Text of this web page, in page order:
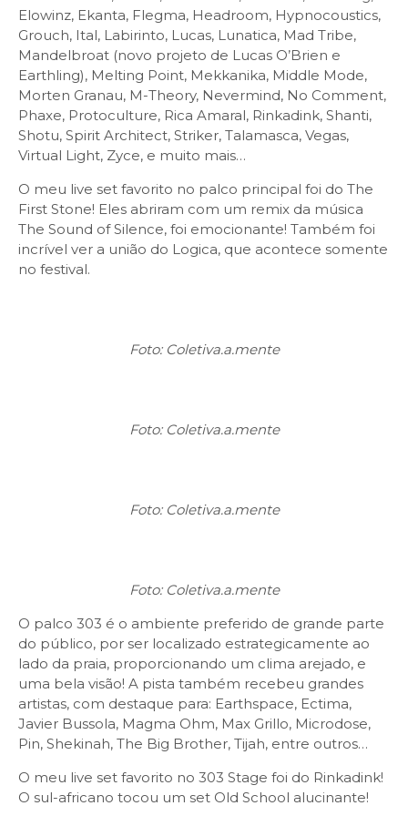
Elowinz, Ekanta, Flegma, Headroom, Hypnocoustics,
Grouch, Ital, Labirinto, Lucas, Lunatica, Mad Tribe,
Mandelbroat (novo projeto de Lucas O’Brien e
Earthling), Melting Point, Mekkanika, Middle Mode,
Morten Granau, M-Theory, Nevermind, No Comment,
Phaxe, Protoculture, Rica Amaral, Rinkadink, Shanti,
Shotu, Spirit Architect, Striker, Talamasca, Vegas,
Virtual Light, Zyce, e muito mais…
O meu live set favorito no palco principal foi do The
First Stone! Eles abriram com um remix da música
The Sound of Silence, foi emocionante! Também foi
incrível ver a união do Logica, que acontece somente
no festival.
Foto: Coletiva.a.mente
Foto: Coletiva.a.mente
Foto: Coletiva.a.mente
Foto: Coletiva.a.mente
O palco 303 é o ambiente preferido de grande parte
do público, por ser localizado estrategicamente ao
lado da praia, proporcionando um clima arejado, e
uma bela visão! A pista também recebeu grandes
artistas, com destaque para: Earthspace, Ectima,
Javier Bussola, Magma Ohm, Max Grillo, Microdose,
Pin, Shekinah, The Big Brother, Tijah, entre outros…
O meu live set favorito no 303 Stage foi do Rinkadink!
O sul-africano tocou um set Old School alucinante!